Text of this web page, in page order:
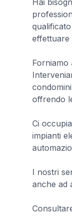
Hai
effettuare
Forniamo
offrendo
Ci
impianti
I nostri
anche ad